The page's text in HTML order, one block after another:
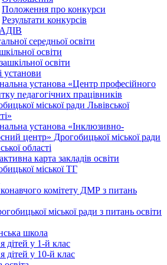
Положення про конкурси
Результати конкурсів
середньої освіти
освіти
освіти
установи
установа «Центр професійного
педагогічних працівників
міської ради Львівської
установа «Інклюзивно-
центр» Дрогобицької міської ради
області
карта закладів освіти
міської ТГ
комітету ДМР з питань
міської ради з питань освіти
школа
дітей у 1-й клас
дітей у 10-й клас